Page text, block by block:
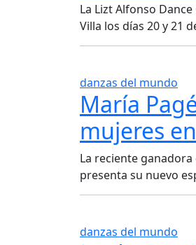
La Lizt Alfonso
Villa los días 20 y 21
danzas del mundo
María
mujeres
La reciente
presenta su nuevo
danzas del mundo